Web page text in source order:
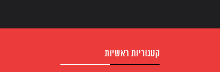
קטגוריות ראשיות